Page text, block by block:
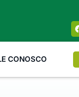
CONOSCO